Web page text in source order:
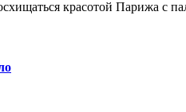
красотой Парижа с